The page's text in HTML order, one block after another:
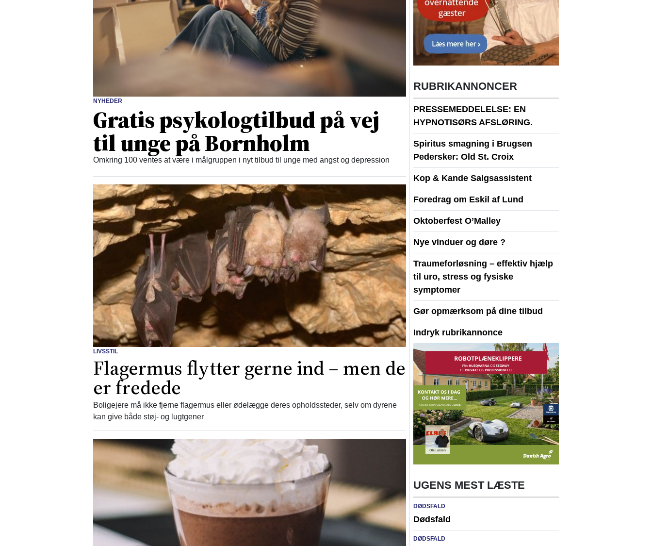
NYHEDER
Gratis psykologtilbud på vej
til unge på Bornholm
Omkring 100 ventes at være i målgruppen i nyt tilbud til unge med angst og depression
LIVSSTIL
Flagermus flytter gerne ind – men de
er fredede
Boligejere må ikke fjerne flagermus eller ødelægge deres opholdssteder, selv om dyrene
kan give både støj- og lugtgener
RUBRIKANNONCER
PRESSEMEDDELELSE: EN
HYPNOTISØRS AFSLØRING.
Spiritus smagning i Brugsen
Pedersker: Old St. Croix
Kop & Kande Salgsassistent
Foredrag om Eskil af Lund
Oktoberfest O’Malley
Nye vinduer og døre ?
Traumeforløsning – effektiv hjælp
til uro, stress og fysiske
symptomer
Gør opmærksom på dine tilbud
Indryk rubrikannonce
UGENS MEST LÆSTE
DØDSFALD
Dødsfald
DØDSFALD